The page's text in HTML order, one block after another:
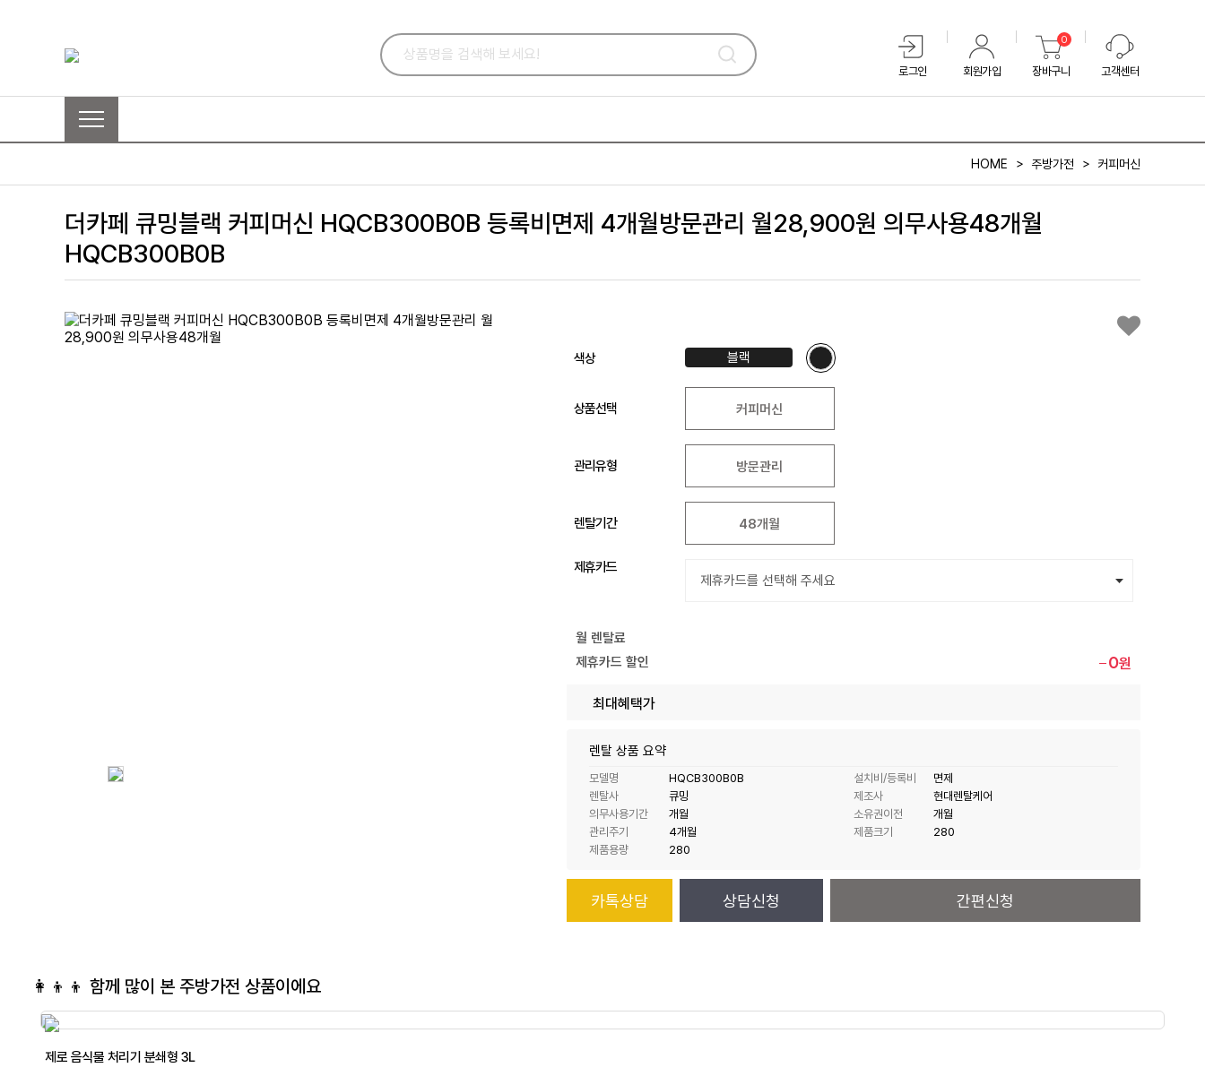
로그인 회원가입
0
장바구니 고객센터
HOME 주방가전 커피머신
더카페 큐밍블랙 커피머신 HQCB300B0B 등록비면제 4개월방문관리 월28,900원 의무사용48개월
HQCB300B0B
색상 블랙
상품선택 커피머신
관리유형 방문관리
렌탈기간 48개월
제휴카드
월 렌탈료
제휴카드 할인
0원
최대혜택가
렌탈 상품 요약
모델명 HQCB300B0B 설치비/등록비
면제
렌탈사
큐밍 제조사
현대렌탈케어
의무사용기간
개월 소유권이전
개월
관리주기
4개월 제품크기
280
제품용량
280
카톡상담 상담신청 간편신청
👩‍👦‍👦 함께 많이 본 주방가전 상품이에요
제로 음식물 처리기 분쇄형 3L